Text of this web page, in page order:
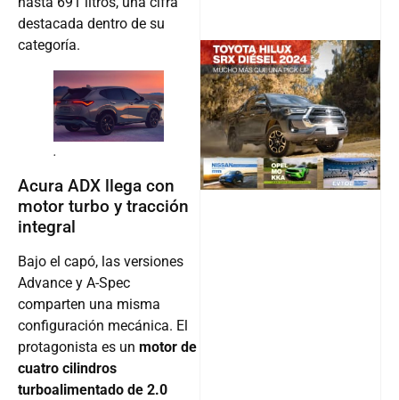
destacada dentro de su
categoría.
.
Acura ADX llega con
motor turbo y tracción
integral
Bajo el capó, las versiones
Advance y A-Spec
comparten una misma
configuración mecánica. El
protagonista es un motor de
cuatro cilindros
turboalimentado de 2.0
Follow